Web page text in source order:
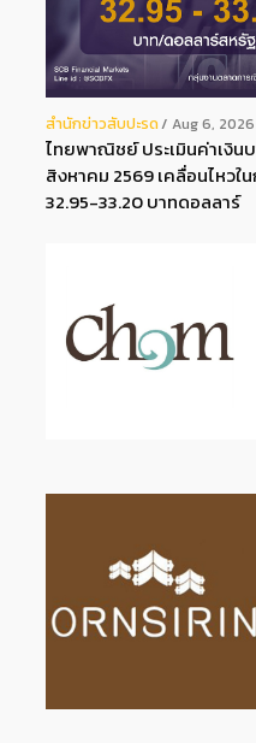
สํานักข่าวสับปะรด Aug 6, 2026
ไทยพาณิชย์ ประเมินค่าเงิน
สิงหาคม 2569 เคลื่อนไหวใ
32.95-33.20 บาทดอลลาร์